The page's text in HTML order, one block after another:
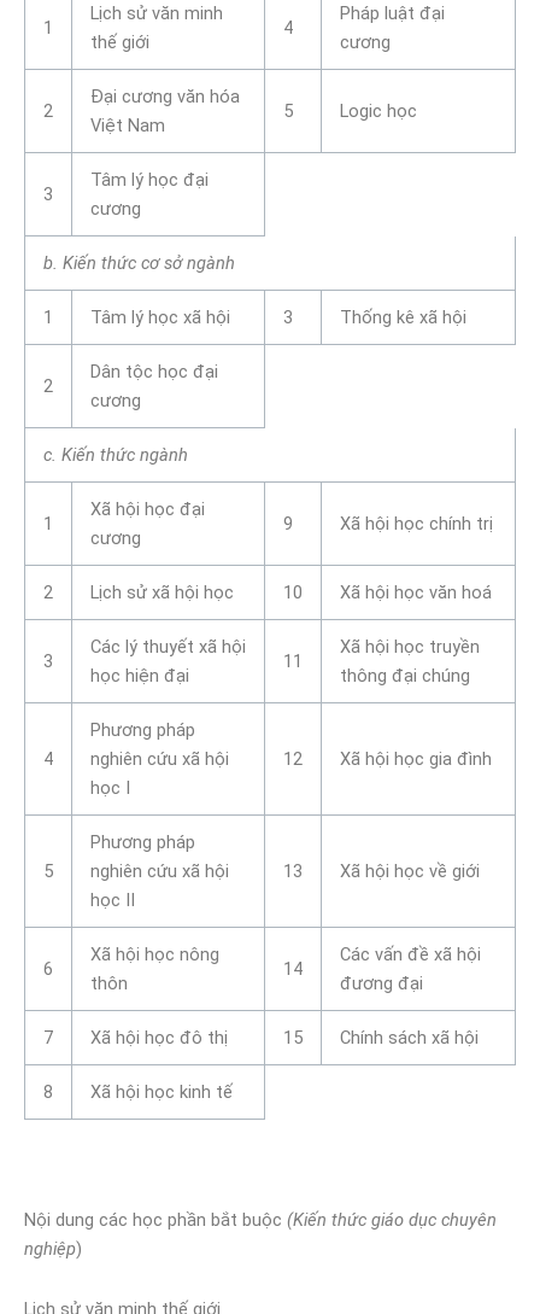
1
Lịch sử văn minh
thế giới
4
Pháp luật đại
cương
2
Đại cương văn hóa
Việt Nam
5 Logic học
3
Tâm lý học đại
cương
b. Kiến thức cơ sở ngành
1 Tâm lý học xã hội 3 Thống kê xã hội
2
Dân tộc học đại
cương
c. Kiến thức ngành
1
Xã hội học đại
cương
9 Xã hội học chính trị
2 Lịch sử xã hội học 10 Xã hội học văn hoá
3
Các lý thuyết xã hội
học hiện đại
11
Xã hội học truyền
thông đại chúng
4
Phương pháp
nghiên cứu xã hội
học I
12 Xã hội học gia đình
5
Phương pháp
nghiên cứu xã hội
học II
13 Xã hội học về giới
6
Xã hội học nông
thôn
14
Các vấn đề xã hội
đương đại
7 Xã hội học đô thị 15 Chính sách xã hội
8 Xã hội học kinh tế
Nội dung các học phần bắt buộc (Kiến thức giáo dục chuyên
nghiệp)
Lịch sử văn minh thế giới